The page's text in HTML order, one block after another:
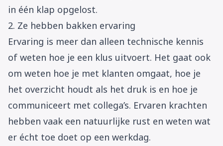
in één klap opgelost.
2. Ze hebben bakken ervaring
Ervaring is meer dan alleen technische kennis
of weten hoe je een klus uitvoert. Het gaat ook
om weten hoe je met klanten omgaat, hoe je
het overzicht houdt als het druk is en hoe je
communiceert met collega’s. Ervaren krachten
hebben vaak een natuurlijke rust en weten wat
er écht toe doet op een werkdag.